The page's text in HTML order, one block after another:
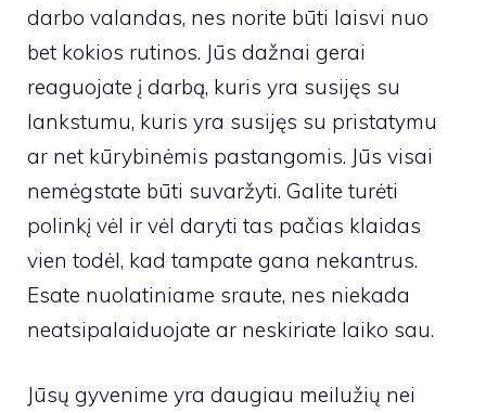
darbo valandas, nes norite būti laisvi nuo
bet kokios rutinos. Jūs dažnai gerai
reaguojate į darbą, kuris yra susijęs su
lankstumu, kuris yra susijęs su pristatymu
ar net kūrybinėmis pastangomis. Jūs visai
nemėgstate būti suvaržyti. Galite turėti
polinkį vėl ir vėl daryti tas pačias klaidas
vien todėl, kad tampate gana nekantrus.
Esate nuolatiniame sraute, nes niekada
neatsipalaiduojate ar neskiriate laiko sau.
Jūsų gyvenime yra daugiau meilužių nei